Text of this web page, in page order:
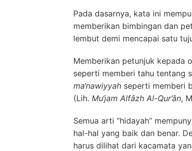
Pada dasarnya, kata ini
memberikan bimbingan dan
lembut demi mencapai satu
Memberikan petunjuk kepada
seperti memberi tahu tentang
ma‘nawiyyah seperti memberi
(Lih. Mu‘jam Alfâzh Al-Qur’ân,
Semua arti “hidayah”
hal-hal yang baik dan benar.
harus dilihat dari kacamata